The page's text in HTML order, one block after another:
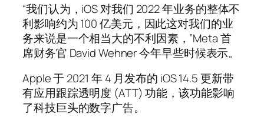
“我们认为，iOS 对我们 2022 年业务的整体不
利影响约为 100 亿美元，因此这对我们的业
务来说是一个相当大的不利因素，”Meta 首
席财务官 David Wehner 今年早些时候表示。
Apple 于 2021 年 4 月发布的 iOS 14.5 更新带
有应用跟踪透明度 (ATT) 功能，该功能影响
了科技巨头的数字广告。